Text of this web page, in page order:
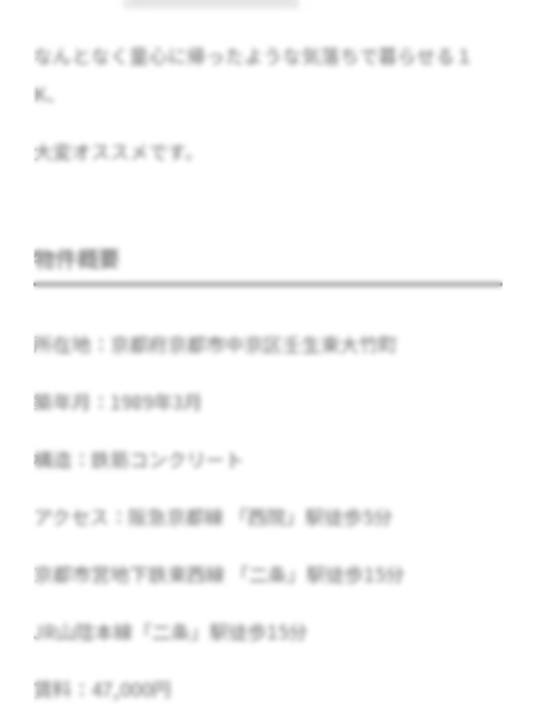
なんとなく童心に帰ったような気落ちで暮らせる１
K、
大変オススメです。
物件概要
所在地：京都府京都市中京区壬生東大竹町
築年月：1989年3月
構造：鉄筋コンクリート
アクセス：阪急京都線 「西院」駅徒歩5分
京都市営地下鉄東西線 「二条」駅徒歩15分
JR山陰本線「二条」駅徒歩15分
賃料：47,000円